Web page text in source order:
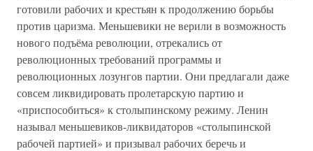
готовили рабочих и крестьян к продолжению борьбы
против царизма. Меньшевики не верили в возможность
нового подъёма революции, отрекались от
революционных требований программы и
революционных лозунгов партии. Они предлагали даже
совсем ликвидировать пролетарскую партию и
«приспособиться» к столыпинскому режиму. Ленин
называл меньшевиков-ликвидаторов «столыпинской
рабочей партией» и призывал рабочих беречь и